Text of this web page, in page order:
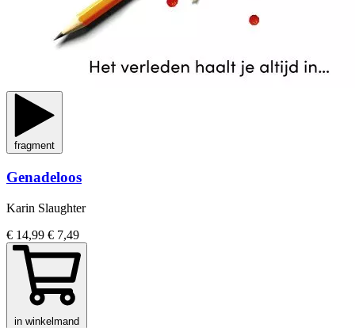
fragment
Genadeloos
Karin Slaughter
€ 14,99 € 7,49
in winkelmand